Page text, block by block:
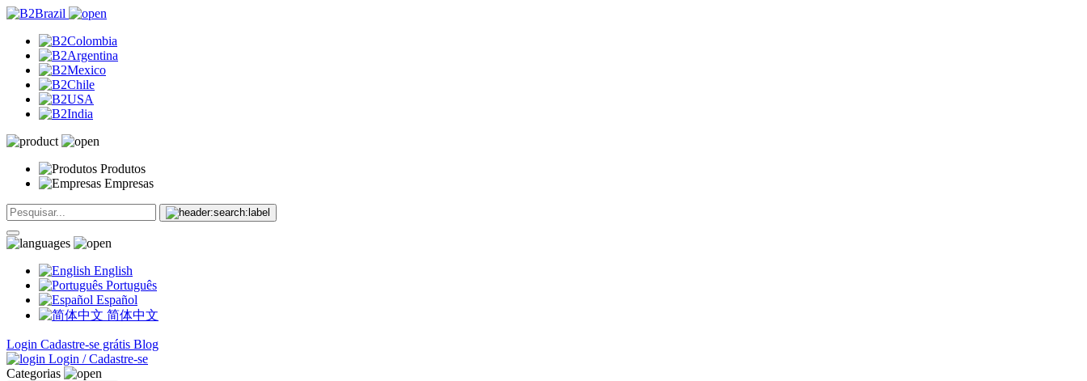
Produtos
Empresas
English
Português
Español
简体中文
Login Cadastre-se grátis Blog
Login / Cadastre-se
Categorias